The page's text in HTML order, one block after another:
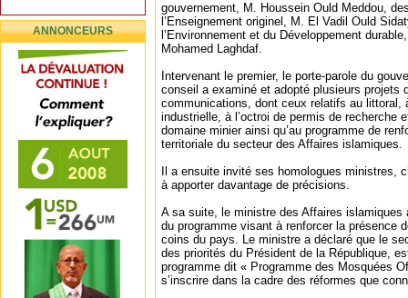
ANNONCEURS
gouvernement, M. Houssein Ould Meddou,
l’Enseignement originel, M. El Vadil Ould
l’Environnement et du Développement
Mohamed Laghdaf.
Intervenant le premier, le porte-parole du
conseil a examiné et adopté plusieurs projets
communications, dont ceux relatifs au littoral,
industrielle, à l’octroi de permis de recherche
domaine minier ainsi qu’au programme de
territoriale du secteur des Affaires islamiques.
Il a ensuite invité ses homologues ministres,
à apporter davantage de précisions.
A sa suite, le ministre des Affaires islamiques
du programme visant à renforcer la présence
coins du pays. Le ministre a déclaré que le
des priorités du Président de la République,
programme dit « Programme des Mosquées
s’inscrire dans la cadre des réformes que